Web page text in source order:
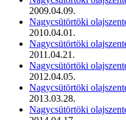
2009.04.09.
Nagycsütörtöki
2010.04.01.
Nagycsütörtöki
2011.04.21.
Nagycsütörtöki
2012.04.05.
Nagycsütörtöki
2013.03.28.
Nagycsütörtöki